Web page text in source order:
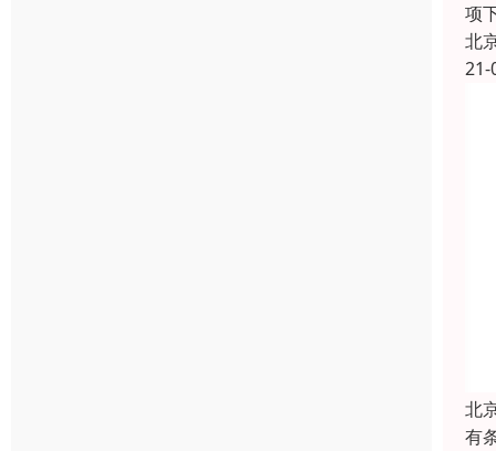
项
北
21-
北
有